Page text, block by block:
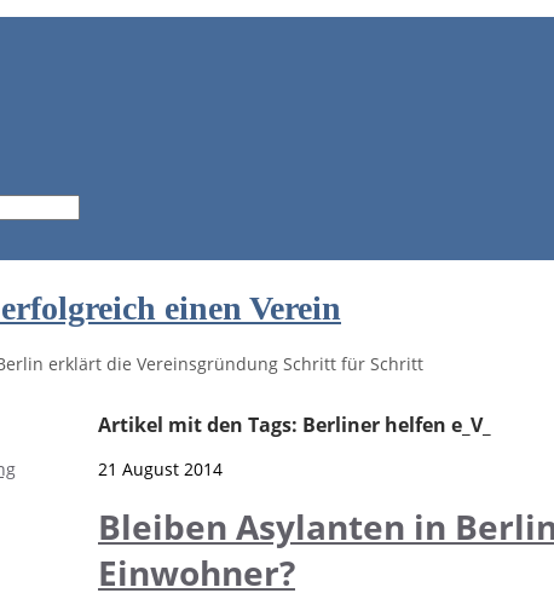
einen Verein
erklärt die Vereinsgründung Schritt für Schritt
Artikel mit den Tags: Berliner helfen e_V_
21 August 2014
Bleiben Asylanten in
Einwohner?